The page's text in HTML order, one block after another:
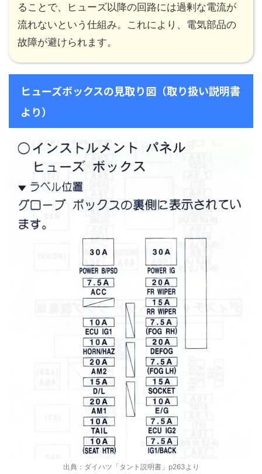
ることで、ヒューズ以降の回路には過剰な電流が
流れないという仕組み。これにより、電気部品の
故障が避けられます。
ヒューズボックスの見取り図（取り扱い説明書
より）
出典：ダイハツ「タント説明書」p263より